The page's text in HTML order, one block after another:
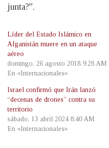
junta?”.
Líder del Estado Islámico en
Afganistán muere en un ataque
aéreo
domingo, 26 agosto 2018 9:28 AM
En «Internacionales»
Israel confirmó que Irán lanzó
“decenas de drones” contra su
territorio
sábado, 13 abril 2024 8:40 AM
En «Internacionales»